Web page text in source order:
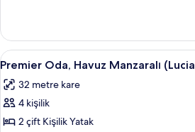
fazla
detay
Premier
Oda,
Havuz
Manzaralı
(Lucia)
6
Premier Oda, Havuz Manzaralı
32 metre kare
4 kişilik
2 çift Kişilik Yatak